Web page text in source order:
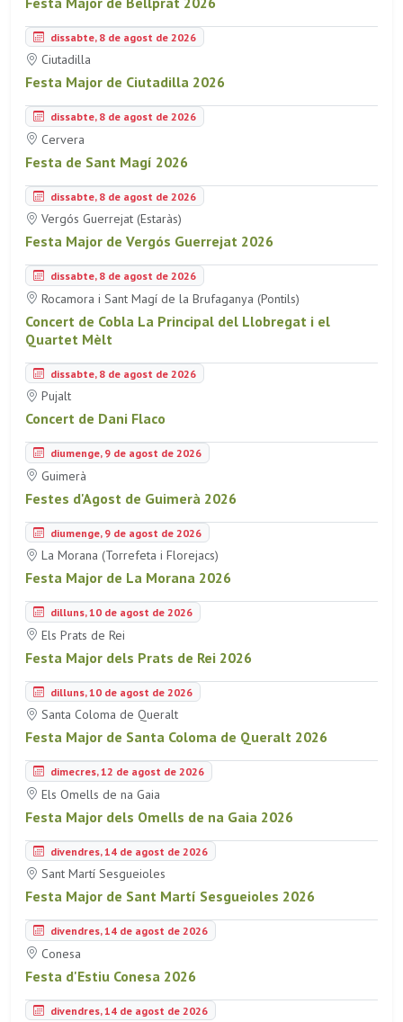
dissabte, 8 de agost de 2026
Ciutadilla
Festa Major de Ciutadilla 2026
dissabte, 8 de agost de 2026
Cervera
Festa de Sant Magí 2026
dissabte, 8 de agost de 2026
Vergós Guerrejat (Estaràs)
Festa Major de Vergós Guerrejat 2026
dissabte, 8 de agost de 2026
Rocamora i Sant Magí de la Brufaganya (Pontils)
Concert de Cobla La Principal del Llobregat i el
Quartet Mèlt
dissabte, 8 de agost de 2026
Pujalt
Concert de Dani Flaco
diumenge, 9 de agost de 2026
Guimerà
Festes d'Agost de Guimerà 2026
diumenge, 9 de agost de 2026
La Morana (Torrefeta i Florejacs)
Festa Major de La Morana 2026
dilluns, 10 de agost de 2026
Els Prats de Rei
Festa Major dels Prats de Rei 2026
dilluns, 10 de agost de 2026
Santa Coloma de Queralt
Festa Major de Santa Coloma de Queralt 2026
dimecres, 12 de agost de 2026
Els Omells de na Gaia
Festa Major dels Omells de na Gaia 2026
divendres, 14 de agost de 2026
Sant Martí Sesgueioles
Festa Major de Sant Martí Sesgueioles 2026
divendres, 14 de agost de 2026
Conesa
Festa d'Estiu Conesa 2026
divendres, 14 de agost de 2026